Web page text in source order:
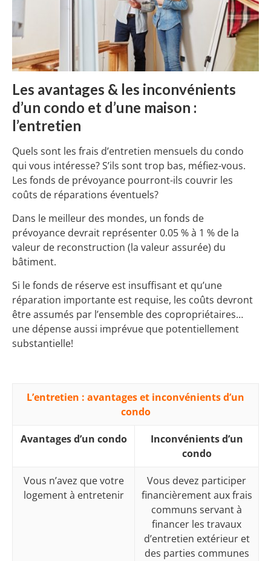
Les avantages & les inconvénients
d’un condo et d’une maison :
l’entretien
Quels sont les frais d’entretien mensuels du condo
qui vous intéresse? S’ils sont trop bas, méfiez-vous.
Les fonds de prévoyance pourront-ils couvrir les
coûts de réparations éventuels?
Dans le meilleur des mondes, un fonds de
prévoyance devrait représenter 0.05 % à 1 % de la
valeur de reconstruction (la valeur assurée) du
bâtiment.
Si le fonds de réserve est insuffisant et qu’une
réparation importante est requise, les coûts devront
être assumés par l’ensemble des copropriétaires…
une dépense aussi imprévue que potentiellement
substantielle!
L’entretien : avantages et inconvénients d’un
condo
Avantages d’un condo
Inconvénients d’un
condo
Vous n’avez que votre
logement à entretenir
Vous devez participer
financièrement aux frais
communs servant à
financer les travaux
d’entretien extérieur et
des parties communes